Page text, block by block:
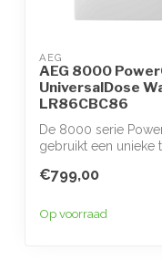
AEG
AEG 8000
UniversalDose
LR86CBC86
De 8000 serie
gebruikt een unieke
€799,00
Op voorraad